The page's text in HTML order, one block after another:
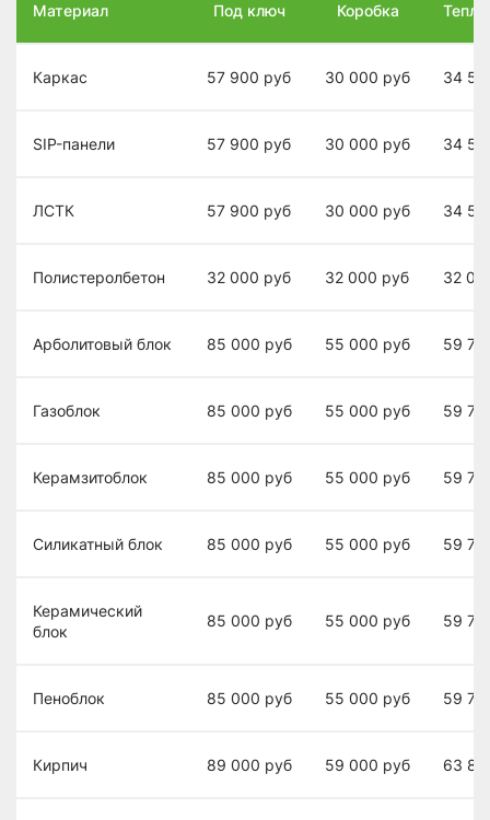
Материал Под ключ Коробка
Каркас 57 900 руб 30 000 руб 34
SIP-панели 57 900 руб 30 000 руб 34
ЛСТК 57 900 руб 30 000 руб 34
Полистеролбетон 32 000 руб 32 000 руб 32
Арболитовый блок 85 000 руб 55 000 руб 59
Газоблок 85 000 руб 55 000 руб 59
Керамзитоблок 85 000 руб 55 000 руб 59
Силикатный блок 85 000 руб 55 000 руб 59
Керамический
блок
85 000 руб 55 000 руб 59
Пеноблок 85 000 руб 55 000 руб 59
Кирпич 89 000 руб 59 000 руб 63